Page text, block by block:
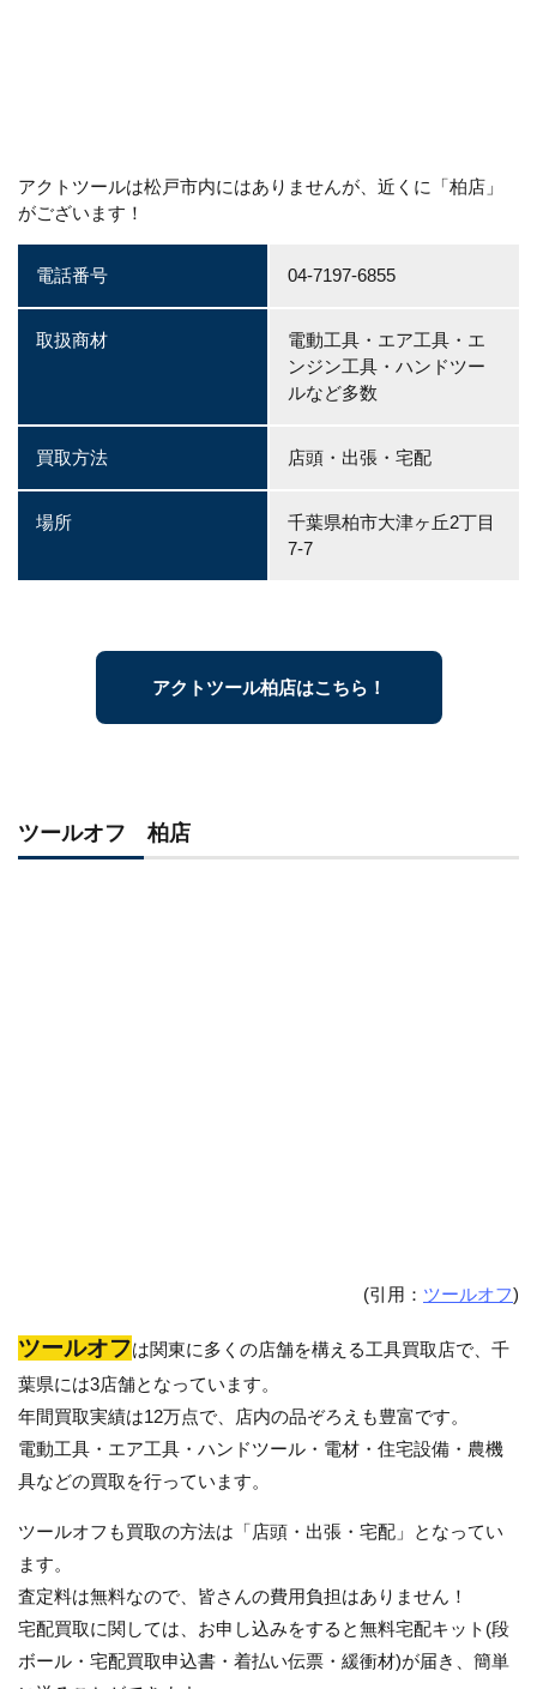
アクトツールは松戸市内にはありませんが、近くに「柏店」
がございます！
電話番号 04-7197-6855
取扱商材
電動工具・エア工具・エ
ンジン工具・ハンドツー
ルなど多数
買取方法 店頭・出張・宅配
場所
千葉県柏市大津ヶ丘2丁目
7-7
アクトツール柏店はこちら！
ツールオフ 柏店
(引用： ツールオフ)
ツールオフは関東に多くの店舗を構える工具買取店で、千
葉県には3店舗となっています。
年間買取実績は12万点で、店内の品ぞろえも豊富です。
電動工具・エア工具・ハンドツール・電材・住宅設備・農機
具などの買取を行っています。
ツールオフも買取の方法は「店頭・出張・宅配」となってい
ます。
査定料は無料なので、皆さんの費用負担はありません！
宅配買取に関しては、お申し込みをすると無料宅配キット(段
ボール・宅配買取申込書・着払い伝票・緩衝材)が届き、簡単